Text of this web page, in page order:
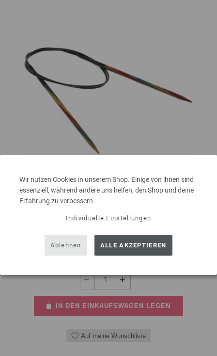
Wir nutzen Cookies in unserem Shop. Einige von ihnen sind
essenziell, während andere uns helfen, den Shop und deine
Erfahrung zu verbessern.
Individuelle Einstellungen
Ablehnen ALLE AKZEPTIEREN
Rundstricknadel Design-Holz Multicolor St. 4,0/80cm
Rundstricknadel Design-Holz Multicolor aus nachhaltigem Birkenholz
8,50 € inkl. MwSt., zzgl. Versandkosten
IN DEN EINKAUFSWAGEN LEGEN
Auf meine Wunschliste